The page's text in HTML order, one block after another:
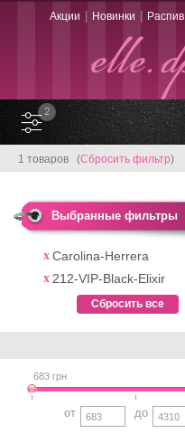
Акции Новинки Распив
2
1 товаров (Сбросить фильтр)
Выбранные фильтры
Carolina-Herrera
212-VIP-Black-Elixir
Сбросить все
683 грн
от до